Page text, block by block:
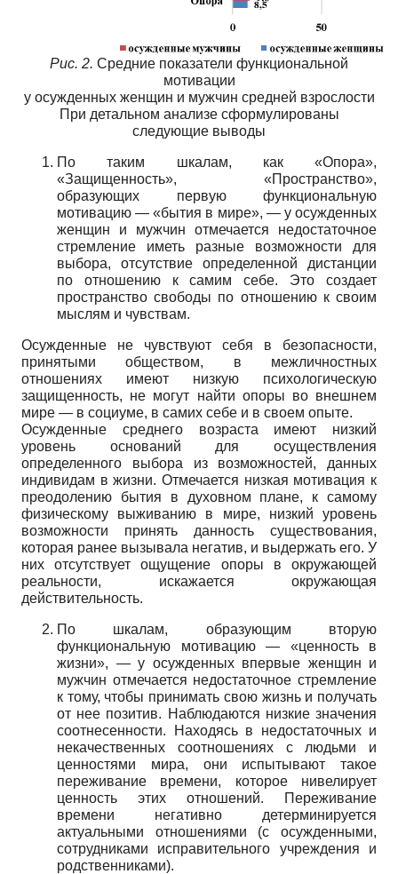
Рис. 2. Средние показатели функциональной
мотивации
у осужденных женщин и мужчин средней взрослости
При детальном анализе сформулированы
следующие выводы
По таким шкалам, как «Опора»,
«Защищенность», «Пространство»,
образующих первую функциональную
мотивацию — «бытия в мире», — у осужденных
женщин и мужчин отмечается недостаточное
стремление иметь разные возможности для
выбора, отсутствие определенной дистанции
по отношению к самим себе. Это создает
пространство свободы по отношению к своим
мыслям и чувствам.
Осужденные не чувствуют себя в безопасности,
принятыми обществом, в межличностных
отношениях имеют низкую психологическую
защищенность, не могут найти опоры во внешнем
мире — в социуме, в самих себе и в своем опыте.
Осужденные среднего возраста имеют низкий
уровень оснований для осуществления
определенного выбора из возможностей, данных
индивидам в жизни. Отмечается низкая мотивация к
преодолению бытия в духовном плане, к самому
физическому выживанию в мире, низкий уровень
возможности принять данность существования,
которая ранее вызывала негатив, и выдержать его. У
них отсутствует ощущение опоры в окружающей
реальности, искажается окружающая
действительность.
По шкалам, образующим вторую
функциональную мотивацию — «ценность в
жизни», — у осужденных впервые женщин и
мужчин отмечается недостаточное стремление
к тому, чтобы принимать свою жизнь и получать
от нее позитив. Наблюдаются низкие значения
соотнесенности. Находясь в недостаточных и
некачественных соотношениях с людьми и
ценностями мира, они испытывают такое
переживание времени, которое нивелирует
ценность этих отношений. Переживание
времени негативно детерминируется
актуальными отношениями (с осужденными,
сотрудниками исправительного учреждения и
родственниками).